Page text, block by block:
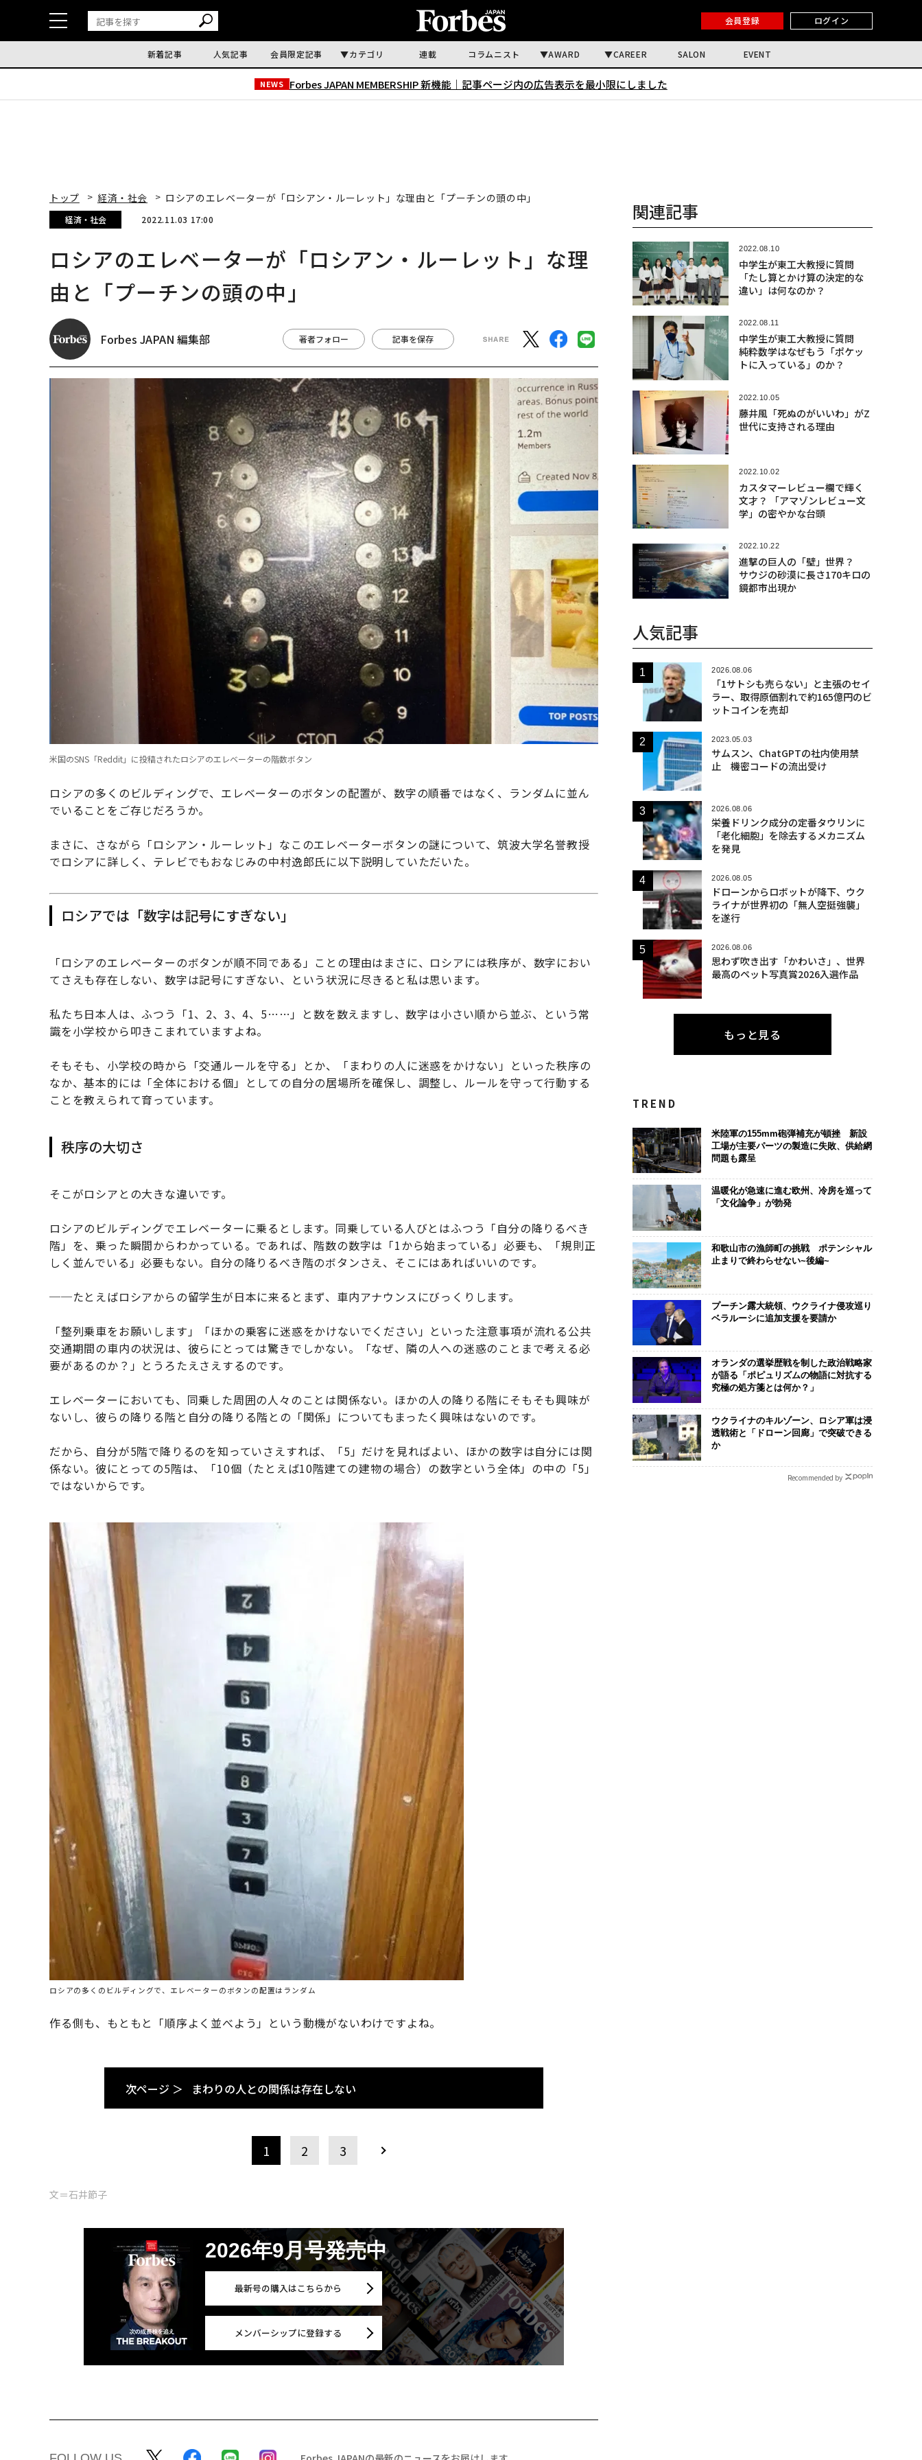
会員登録 ログイン
新着記事 人気記事 会員限定記事 カテゴリ 連載 コラムニスト AWARD CAREER SALON EVENT
NEWS Forbes JAPAN MEMBERSHIP 新機能｜ 記事ページ内の広告表示を最小限にしました
トップ 経済・社会 ロシアのエレベーターが「ロシアン・ルーレット」な理由と「プーチンの頭の中」
経済・社会 2022.11.03 17:00
ロシアのエレベーターが「ロシアン・ルーレット」な理
由と「プーチンの頭の中」
Forbes JAPAN 編集部 著者フォロー 記事を保存
米国のSNS「Reddit」に投稿されたロシアのエレベーターの階数ボタン
ロシアの多くのビルディングで、エレベーターのボタンの配置が、数字の順番ではなく、ランダムに並ん
でいることをご存じだろうか。
まさに、さながら「ロシアン・ルーレット」なこのエレベーターボタンの謎について、筑波大学名誉教授
でロシアに詳しく、テレビでもおなじみの中村逸郎氏に以下説明していただいた。
ロシアでは「数字は記号にすぎない」
「ロシアのエレベーターのボタンが順不同である」ことの理由はまさに、ロシアには秩序が、数字におい
てさえも存在しない、数字は記号にすぎない、という状況に尽きると私は思います。
私たち日本人は、ふつう「1、2、3、4、5……」と数を数えますし、数字は小さい順から並ぶ、という常
識を小学校から叩きこまれていますよね。
そもそも、小学校の時から「交通ルールを守る」とか、「まわりの人に迷惑をかけない」といった秩序の
なか、基本的には「全体における個」としての自分の居場所を確保し、調整し、ルールを守って行動する
ことを教えられて育っています。
秩序の大切さ
そこがロシアとの大きな違いです。
ロシアのビルディングでエレベーターに乗るとします。同乗している人びとはふつう「自分の降りるべき
階」を、乗った瞬間からわかっている。であれば、階数の数字は「1から始まっている」必要も、「規則正
しく並んでいる」必要もない。自分の降りるべき階のボタンさえ、そこにはあればいいのです。
──たとえばロシアからの留学生が日本に来るとまず、車内アナウンスにびっくりします。
「整列乗車をお願いします」「ほかの乗客に迷惑をかけないでください」といった注意事項が流れる公共
交通期間の車内の状況は、彼らにとっては驚きでしかない。「なぜ、隣の人への迷惑のことまで考える必
要があるのか？」とうろたえさえするのです。
エレベーターにおいても、同乗した周囲の人々のことは関係ない。ほかの人の降りる階にそもそも興味が
ないし、彼らの降りる階と自分の降りる階との「関係」についてもまったく興味はないのです。
だから、自分が5階で降りるのを知っていさえすれば、「5」だけを見ればよい、ほかの数字は自分には関
係ない。彼にとっての5階は、「10個（たとえば10階建ての建物の場合）の数字という全体」の中の「5」
ではないからです。
ロシアの多くのビルディングで、エレベーターのボタンの配置はランダム
作る側も、もともと「順序よく並べよう」という動機がないわけですよね。
次ページ ＞ まわりの人との関係は存在しない
1 2 3
文＝石井節子
2026年9月号発売中
最新号の購入はこちらから
メンバーシップに登録する
関連記事
2022.08.10
中学生が東工大教授に質問
「たし算とかけ算の決定的な
違い」は何なのか？
2022.08.11
中学生が東工大教授に質問
純粋数学はなぜもう「ポケッ
トに入っている」のか？
2022.10.05
藤井風「死ぬのがいいわ」がZ
世代に支持される理由
2022.10.02
カスタマーレビュー欄で輝く
文才？ 「アマゾンレビュー文
学」の密やかな台頭
2022.10.22
進撃の巨人の「壁」世界？
サウジの砂漠に長さ170キロの
鏡都市出現か
人気記事
2026.08.06
「1サトシも売らない」と主張のセイ
ラー、取得原価割れで約165億円のビ
ットコインを売却
2023.05.03
サムスン、ChatGPTの社内使用禁
止 機密コードの流出受け
2026.08.06
栄養ドリンク成分の定番タウリンに
「老化細胞」を除去するメカニズム
を発見
2026.08.05
ドローンからロボットが降下、ウク
ライナが世界初の「無人空挺強襲」
を遂行
2026.08.06
思わず吹き出す「かわいさ」、世界
最高のペット写真賞2026入選作品
もっと見る
TREND
米陸軍の155mm砲弾補充が頓挫 新設
工場が主要パーツの製造に失敗、供給網
問題も露呈
温暖化が急速に進む欧州、冷房を巡って
「文化論争」が勃発
和歌山市の漁師町の挑戦 ポテンシャル
止まりで終わらせない~後編~
プーチン露大統領、ウクライナ侵攻巡り
ベラルーシに追加支援を要請か
オランダの選挙歴戦を制した政治戦略家
が語る「ポピュリズムの物語に対抗する
究極の処方箋とは何か？」
ウクライナのキルゾーン、ロシア軍は浸
透戦術と「ドローン回廊」で突破できる
か
Recommended by